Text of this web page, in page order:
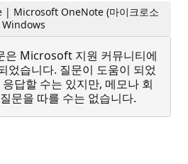
| Microsoft OneNote (마이크로소
은 Microsoft 지원 커뮤니티에
었습니다. 질문이 도움이 되었
답할 수는 있지만, 메모나 회
문을 따를 수는 없습니다.